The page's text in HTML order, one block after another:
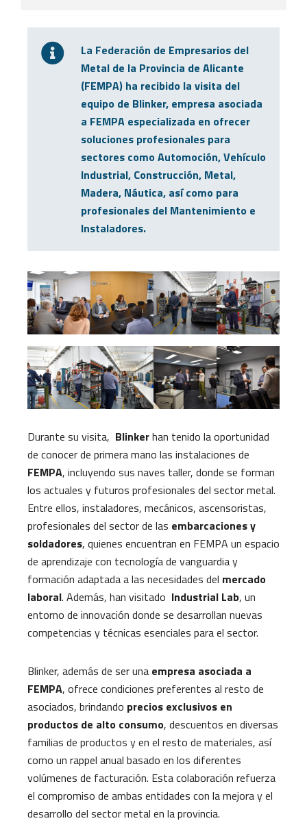
La Federación de Empresarios del
Metal de la Provincia de Alicante
(FEMPA) ha recibido la visita del
equipo de Blinker, empresa asociada
a FEMPA especializada en ofrecer
soluciones profesionales para
sectores como Automoción, Vehículo
Industrial, Construcción, Metal,
Madera, Náutica, así como para
profesionales del Mantenimiento e
Instaladores.
Durante su visita, Blinkerhan tenido la oportunidad
de conocer de primera mano las instalaciones de
FEMPA, incluyendo sus naves taller, donde se forman
los actuales y futuros profesionales del sector metal.
Entre ellos, instaladores, mecánicos, ascensoristas,
profesionales del sector de las embarcaciones y
soldadores, quienes encuentran en FEMPA un espacio
de aprendizaje con tecnología de vanguardia y
formación adaptada a las necesidades del mercado
laboral. Además, han visitado Industrial Lab, un
entorno de innovación donde se desarrollan nuevas
competencias y técnicas esenciales para el sector.
Blinker, además de ser una empresa asociada a
FEMPA, ofrece condiciones preferentes al resto de
asociados, brindando precios exclusivos en
productos de alto consumo, descuentos en diversas
familias de productos y en el resto de materiales, así
como un rappel anual basado en los diferentes
volúmenes de facturación. Esta colaboración refuerza
el compromiso de ambas entidades con la mejora y el
desarrollo del sector metal en la provincia.